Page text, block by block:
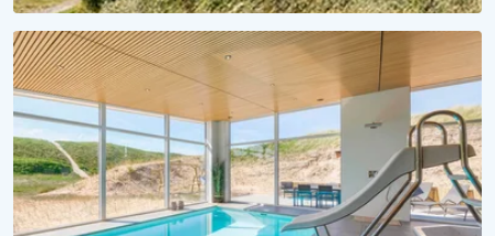
FERIESÆSON 2027
Et hav af forventningsglæde
Lej sommerhus til 2027 nu!